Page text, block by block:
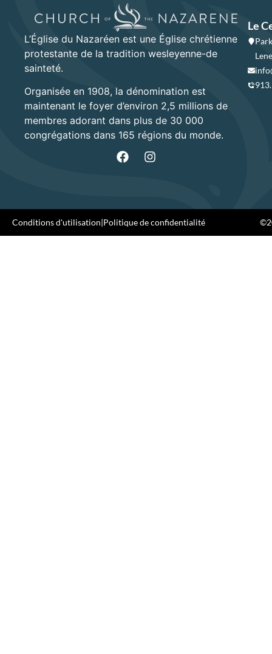
L’Église du Nazaréen est une Église chrétienne
protestante de la tradition wesleyenne-de
sainteté.
Organisée en 1908, la dénomination est
maintenant le foyer d’environ 2,5 millions de
membres adorant dans plus de 30 000
congrégations dans 165 régions du monde.
Le
Conditions d'utilisation|Politique de confidentialité